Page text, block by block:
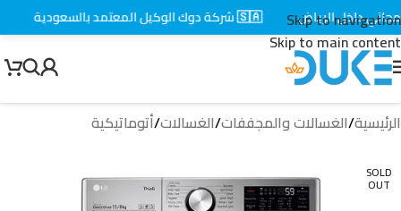
Skip to navigation
Skip to main content
الرئيسية/الغسالات والمجففات/الغسالات/أتوماتيكية
SOLD
OUT
داخل الرياض 🇸🇦 شركة دوك الوكيل المعتمد بالسعودية